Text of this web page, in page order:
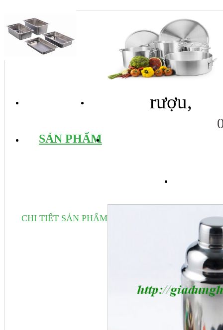
TRANG CHỦ
SẢN PHẨM
CHI TIẾT SẢN PHẨM
rượu,